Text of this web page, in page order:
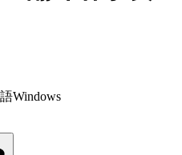
Windows